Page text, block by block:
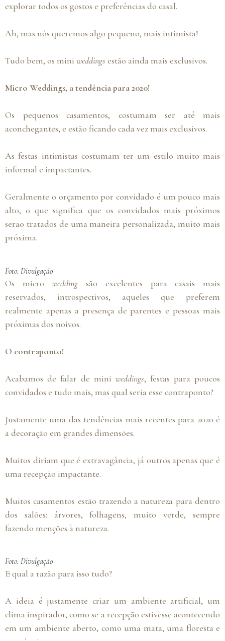
explorar todos os gostos e preferências do casal.
Ah, mas nós queremos algo pequeno, mais intimista!
Tudo bem, os mini weddings estão ainda mais exclusivos.
Micro Weddings, a tendência para 2020!
Os pequenos casamentos, costumam ser até mais
aconchegantes, e estão ficando cada vez mais exclusivos.
As festas intimistas costumam ter um estilo muito mais
informal e impactantes.
Geralmente o orçamento por convidado é um pouco mais
alto, o que significa que os convidados mais próximos
serão tratados de uma maneira personalizada, muito mais
próxima.
Foto: Divulgação
Os microwedding são excelentes para casais mais
reservados, introspectivos, aqueles que preferem
realmente apenas a presença de parentes e pessoas mais
próximas dos noivos.
O contraponto!
Acabamos de falar de miniweddings, festas para poucos
convidados e tudo mais, mas qual seria esse contraponto?
Justamente uma das tendências mais recentes para 2020 é
a decoração em grandes dimensões.
Muitos diriam que é extravagância, já outros apenas que é
uma recepção impactante.
Muitos casamentos estão trazendo a natureza para dentro
dos salões: árvores, folhagens, muito verde, sempre
fazendo menções à natureza.
Foto: Divulgação
E qual a razão para isso tudo?
A ideia é justamente criar um ambiente artificial, um
clima inspirador, como se a recepção estivesse acontecendo
em um ambiente aberto, como uma mata, uma floresta e